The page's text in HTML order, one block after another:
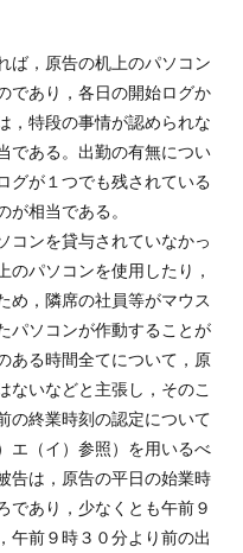
ば，原告の机上のパソコン
であり，各日の開始ログか
，特段の事情が認められな
である。出勤の有無につい
グが１つでも残されている
相当である。
コンを貸与されていなかっ
のパソコンを使用したり，
め，隣席の社員等がマウス
パソコンが作動することが
ある時間全てについて，原
ないなどと主張し，そのこ
の終業時刻の認定について
エ（イ）参照）を用いるべ
告は，原告の平日の始業時
であり，少なくとも午前９
午前９時３０分より前の出